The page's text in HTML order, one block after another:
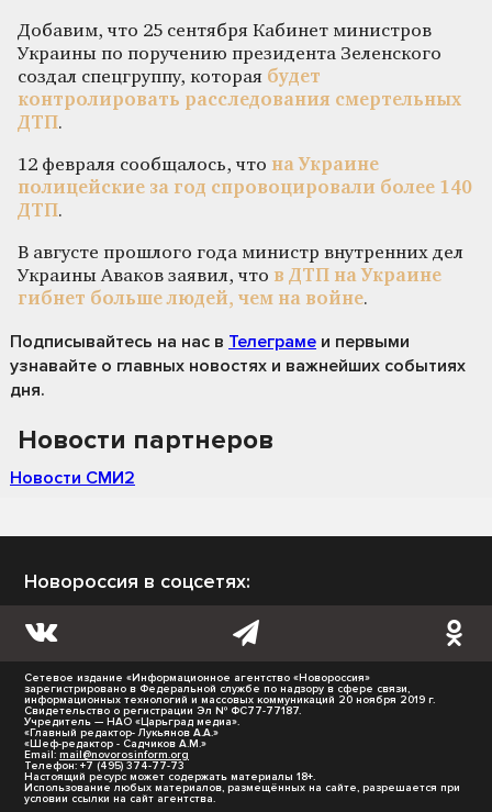
Добавим, что 25 сентября Кабинет министров
Украины по поручению президента Зеленского
создал спецгруппу, которая будет
контролировать расследования смертельных
ДТП.
12 февраля сообщалось, что на Украине
полицейские за год спровоцировали более 140
ДТП.
В августе прошлого года министр внутренних дел
Украины Аваков заявил, что в ДТП на Украине
гибнет больше людей, чем на войне.
Подписывайтесь на нас в Телеграме и первыми
узнавайте о главных новостях и важнейших событиях
дня.
Новости партнеров
Новости СМИ2
Новороссия в соцсетях:
Сетевое издание «Информационное агентство «Новороссия»
зарегистрировано в Федеральной службе по надзору в сфере связи,
информационных технологий и массовых коммуникаций 20 ноября 2019 г.
Свидетельство о регистрации Эл № ФС77-77187.
Учредитель — НАО «Царьград медиа».
«Главный редактор- Лукьянов А.А.»
«Шеф-редактор - Садчиков А.М.»
Email: mail@novorosinform.org
Телефон: +7 (495) 374-77-73
Настоящий ресурс может содержать материалы 18+.
Использование любых материалов, размещённых на сайте, разрешается при
условии ссылки на сайт агентства.